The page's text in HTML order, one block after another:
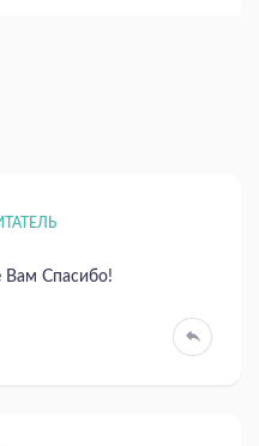
Вам Спасибо!